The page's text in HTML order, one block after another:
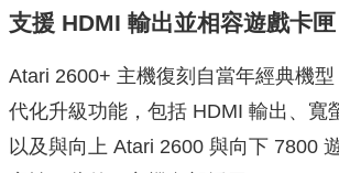
支援 HDMI 輸出並相容遊戲卡匣
Atari 2600+ 主機復刻自當年經典機
代化升級功能，包括 HDMI 輸出、寬
以及與向上 Atari 2600 與向下 7800